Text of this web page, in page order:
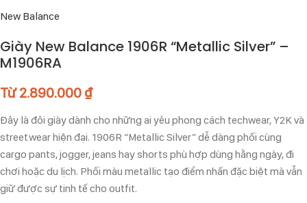
New Balance
Giày New Balance 1906R “Metallic Silver” –
M1906RA
Từ2.890.000 ₫
Đây là đôi giày dành cho những ai yêu phong cách techwear, Y2K và
streetwear hiện đại. 1906R “Metallic Silver” dễ dàng phối cùng
cargo pants, jogger, jeans hay shorts phù hợp dùng hằng ngày, đi
chơi hoặc du lịch. Phối màu metallic tạo điểm nhấn đặc biệt mà vẫn
giữ được sự tinh tế cho outfit.